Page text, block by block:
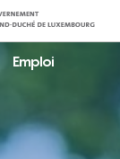
Emploi